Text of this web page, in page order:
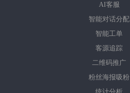
AI客服
智能对话分配
智能工单
客源追踪
二维码推广
粉丝海报吸粉